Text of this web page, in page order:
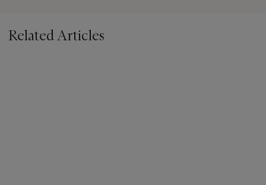
Related Articles